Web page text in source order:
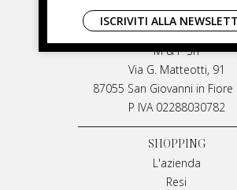
LIVIANA MIRARCHI
M & P Srl
Via G. Matteotti, 91
87055 San Giovanni in Fiore
P IVA 02288030782
SHOPPING
L'azienda
Resi
ISCRIVITI ALLA